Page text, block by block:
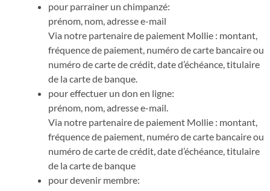
pour parrainer un chimpanzé:
prénom, nom, adresse e-mail
Via notre partenaire de paiement Mollie : montant,
fréquence de paiement, numéro de carte bancaire ou
numéro de carte de crédit, date d’échéance, titulaire
de la carte de banque.
pour effectuer un don en ligne:
prénom, nom, adresse e-mail.
Via notre partenaire de paiement Mollie : montant,
fréquence de paiement, numéro de carte bancaire ou
numéro de carte de crédit, date d’échéance, titulaire
de la carte de banque
pour devenir membre: